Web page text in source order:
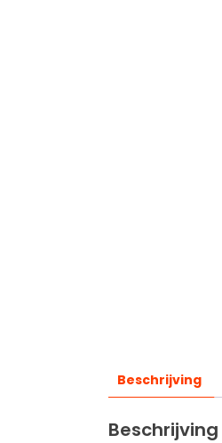
Beschrijving
Beschrijving